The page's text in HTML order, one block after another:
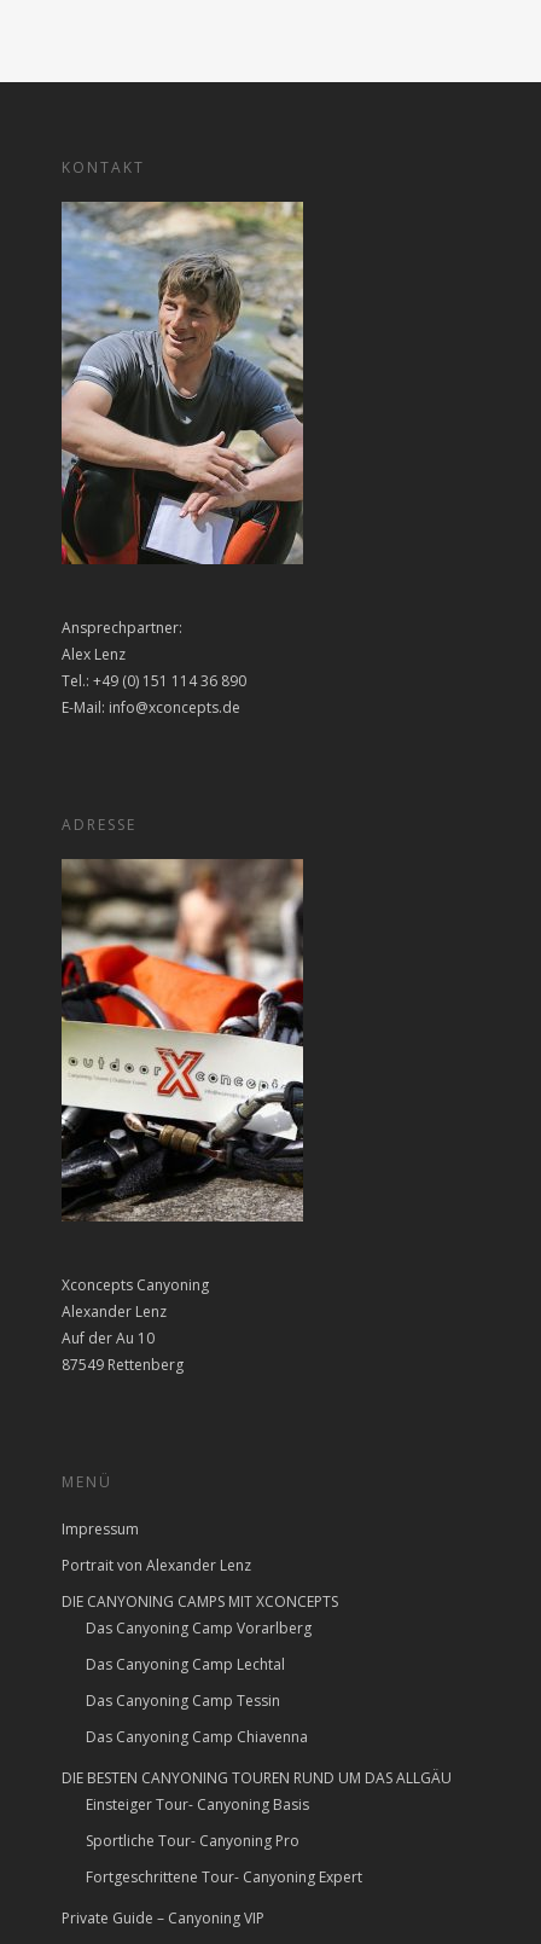
KONTAKT
Ansprechpartner:
Alex Lenz
Tel.: +49 (0) 151 114 36 890
E-Mail: info@xconcepts.de
ADRESSE
Xconcepts Canyoning
Alexander Lenz
Auf der Au 10
87549 Rettenberg
MENÜ
Impressum
Portrait von Alexander Lenz
DIE CANYONING CAMPS MIT XCONCEPTS
Das Canyoning Camp Vorarlberg
Das Canyoning Camp Lechtal
Das Canyoning Camp Tessin
Das Canyoning Camp Chiavenna
DIE BESTEN CANYONING TOUREN RUND UM DAS ALLGÄU
Einsteiger Tour- Canyoning Basis
Sportliche Tour- Canyoning Pro
Fortgeschrittene Tour- Canyoning Expert
Private Guide – Canyoning VIP